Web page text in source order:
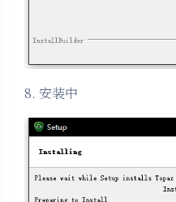
8. 安装中